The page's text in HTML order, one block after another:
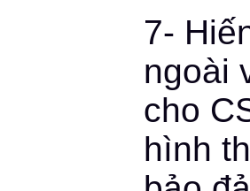
7-
ngoài
cho
hình